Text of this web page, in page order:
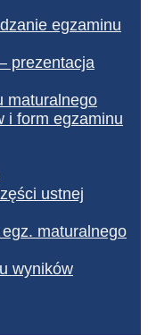
egzaminu
prezentacja
maturalnego
i form egzaminu
ustnej
maturalnego
wyników